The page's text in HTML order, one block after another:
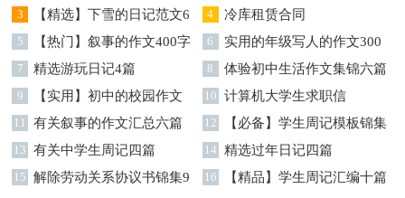
篇
集5篇
3
【精选】下雪的日记范文6
篇
4 冷库租赁合同
5
【热门】叙事的作文400字
合集9篇
6
实用的年级写人的作文300
字合集九篇
7 精选游玩日记4篇 8 体验初中生活作文集锦六篇
9
【实用】初中的校园作文
300字汇总7篇
10 计算机大学生求职信
11 有关叙事的作文汇总六篇 12
【必备】学生周记模板锦集
五篇
13 有关中学生周记四篇 14 精选过年日记四篇
15
解除劳动关系协议书锦集9
16 【精品】学生周记汇编十篇